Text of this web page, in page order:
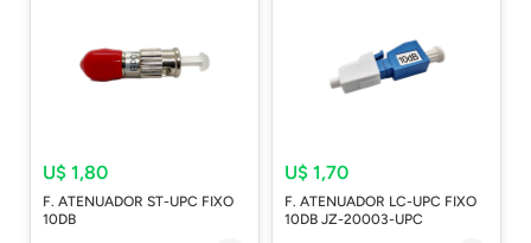
U$ 1,80
F. ATENUADOR ST-UPC FIXO
10DB
U$ 1,70
F. ATENUADOR LC-UPC FIXO
10DB JZ-20003-UPC